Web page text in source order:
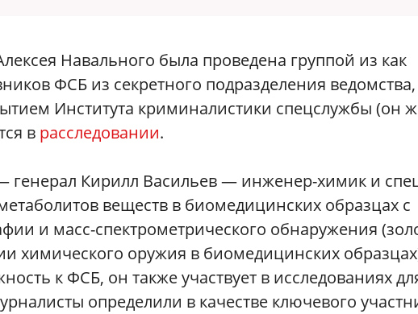
Навального была проведена группой из как
ФСБ из секретного подразделения ведомства,
Института криминалистики спецслужбы (он
в расследовании.
генерал Кирилл Васильев — инженер-химик и
веществ в биомедицинских образцах с
и масс-спектрометрического обнаружения
химического оружия в биомедицинских
к ФСБ, он также участвует в исследованиях
определили в качестве ключевого